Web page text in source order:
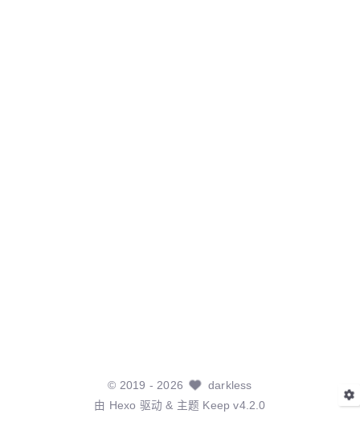
© 2019 - 2026
darkless
由 Hexo 驱动 & 主题 Keep v4.2.0